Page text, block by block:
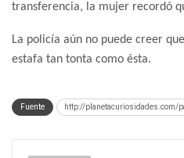
transferencia, la mujer recordó
La policía aún no puede creer
estafa tan tonta como ésta.
Fuente http://planetacuriosidades.com/